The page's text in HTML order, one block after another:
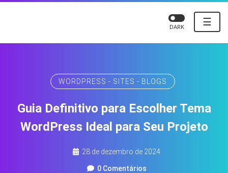
☰
DARK
WORDPRESS - SITES - BLOGS
Guia Definitivo para Escolher Tema
WordPress Ideal para Seu Projeto
28 de dezembro de 2024
0 Comentários